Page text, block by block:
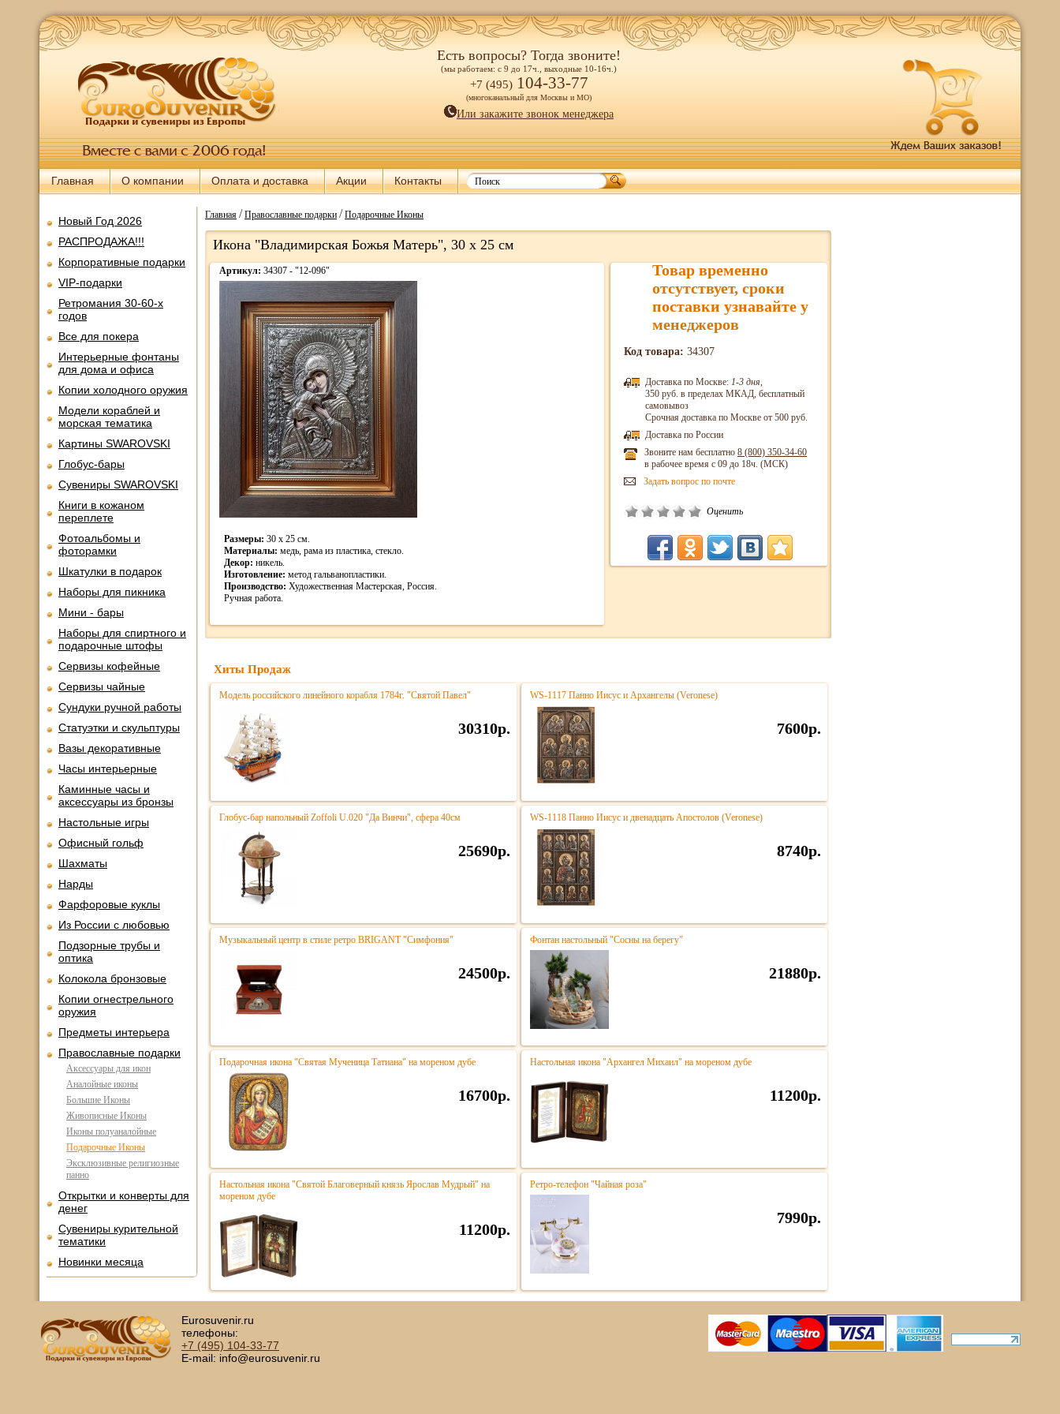
Есть вопросы? Тогда звоните!
(мы работаем: с 9 до 17ч., выходные 10-16ч.)
+7 (495) 104-33-77
(многоканальный для Москвы и МО)
Или закажите звонок менеджера
Главная О компании Оплата и доставка Акции Контакты
Новый Год 2026
РАСПРОДАЖА!!!
Корпоративные подарки
VIP-подарки
Ретромания 30-60-х
годов
Все для покера
Интерьерные фонтаны
для дома и офиса
Копии холодного оружия
Модели кораблей и
морская тематика
Картины SWAROVSKI
Глобус-бары
Сувениры SWAROVSKI
Книги в кожаном
переплете
Фотоальбомы и
фоторамки
Шкатулки в подарок
Наборы для пикника
Мини - бары
Наборы для спиртного и
подарочные штофы
Сервизы кофейные
Сервизы чайные
Сундуки ручной работы
Статуэтки и скульптуры
Вазы декоративные
Часы интерьерные
Каминные часы и
аксессуары из бронзы
Настольные игры
Офисный гольф
Шахматы
Нарды
Фарфоровые куклы
Из России с любовью
Подзорные трубы и
оптика
Колокола бронзовые
Копии огнестрельного
оружия
Предметы интерьера
Православные подарки
Аксессуары для икон
Аналойные иконы
Большие Иконы
Живописные Иконы
Иконы полуаналойные
Подарочные Иконы
Эксклюзивные религиозные
панно
Открытки и конверты для
денег
Сувениры курительной
тематики
Новинки месяца
Главная/Православные подарки/Подарочные Иконы
Икона "Владимирская Божья Матерь", 30 х 25 см
Артикул: 34307 - "12-096"
Размеры: 30 х 25 см.
Материалы: медь, рама из пластика, стекло.
Декор: никель.
Изготовление: метод гальванопластики.
Производство: Художественная Мастерская, Россия.
Ручная работа.
Товар временно
отсутствует, сроки
поставки узнавайте у
менеджеров
Код товара: 34307
Доставка по Москве: 1-3 дня,
350 руб. в пределах МКАД, бесплатный
самовывоз
Срочная доставка по Москве от 500 руб.
Доставка по России
Звоните нам бесплатно 8 (800) 350-34-60
в рабочее время с 09 до 18ч. (МСК)
Задать вопрос по почте
Оценить
Хиты Продаж
Модель российского линейного корабля 1784г. "Святой Павел"
30310р.
WS-1117 Панно Иисус и Архангелы (Veronese)
7600р.
Глобус-бар напольный Zoffoli U.020 "Да Винчи", сфера 40см
25690р.
WS-1118 Панно Иисус и двенадцать Апостолов (Veronese)
8740р.
Музыкальный центр в стиле ретро BRIGANT "Симфония"
24500р.
Фонтан настольный "Сосны на берегу"
21880р.
Подарочная икона "Святая Мученица Татиана" на мореном дубе
16700р.
Настольная икона "Архангел Михаил" на мореном дубе
11200р.
Настольная икона "Святой Благоверный князь Ярослав Мудрый" на
мореном дубе
11200р.
Ретро-телефон "Чайная роза"
7990р.
Eurosuvenir.ru
телефоны:
+7 (495) 104-33-77
E-mail: info@eurosuvenir.ru